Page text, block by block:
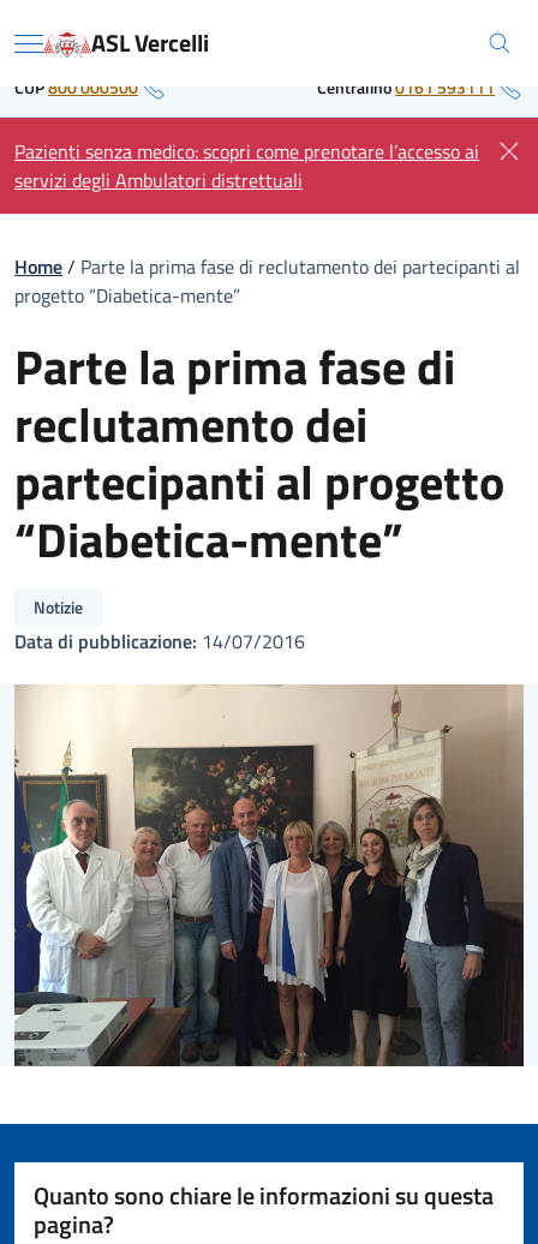
to Regione Piemonte
Menu ASL Vercelli
CUP800 000500 Centralino0161 593111
Pazienti senza medico: scopri come prenotare l’accesso ai
servizi degli Ambulatori distrettuali
Home/ Parte la prima fase di reclutamento dei partecipanti al
progetto “Diabetica-mente”
Parte la prima fase di
reclutamento dei
partecipanti al progetto
“Diabetica-mente”
Notizie
Data di pubblicazione: 14/07/2016
Quanto sono chiare le informazioni su questa
pagina?